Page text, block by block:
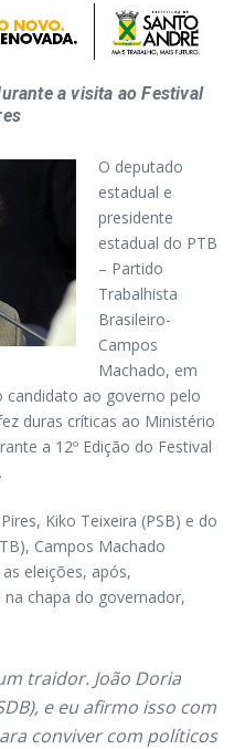
a visita ao Festival
O deputado
estadual e
presidente
estadual do PTB
– Partido
Trabalhista
Brasileiro-
Campos
Machado, em
candidato ao governo pelo
duras críticas ao Ministério
a 12º Edição do Festival
Kiko Teixeira (PSB) e do
Campos Machado
eleições, após,
chapa do governador,
traidor. João Doria
e eu afirmo isso com
conviver com políticos